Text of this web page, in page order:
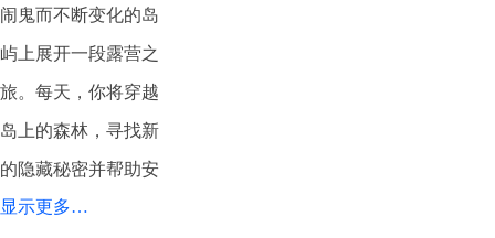
闹鬼而不断变化的岛
屿上 展开一段露营之
旅。每天，你将穿越
岛上的森林，寻找新
的隐藏秘密并帮助安
抚当地的幽灵。
显示更多…